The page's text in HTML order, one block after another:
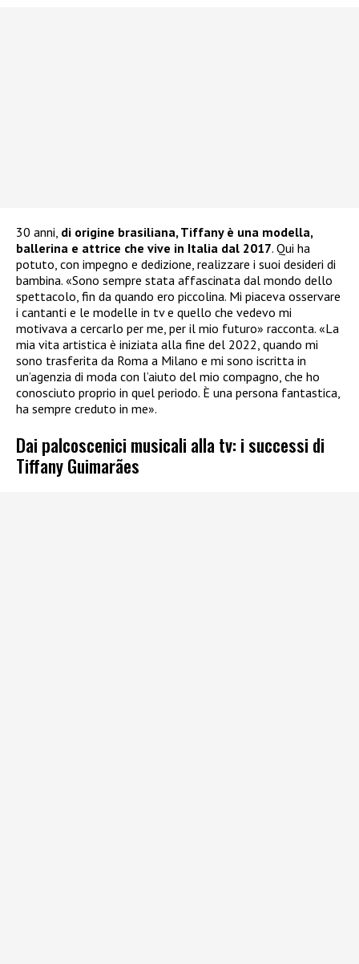
30 anni, di origine brasiliana, Tiffany è una modella,
ballerina e attrice che vive in Italia dal 2017. Qui ha
potuto, con impegno e dedizione, realizzare i suoi desideri di
bambina. «Sono sempre stata affascinata dal mondo dello
spettacolo, fin da quando ero piccolina. Mi piaceva osservare
i cantanti e le modelle in tv e quello che vedevo mi
motivava a cercarlo per me, per il mio futuro» racconta. «La
mia vita artistica è iniziata alla fine del 2022, quando mi
sono trasferita da Roma a Milano e mi sono iscritta in
un’agenzia di moda con l’aiuto del mio compagno, che ho
conosciuto proprio in quel periodo. È una persona fantastica,
ha sempre creduto in me».
Dai palcoscenici musicali alla tv: i successi di
Tiffany Guimarães